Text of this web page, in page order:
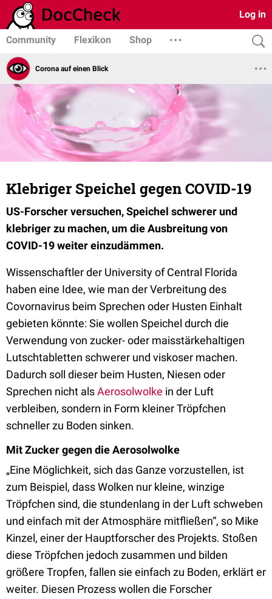
Log in
Community Flexikon Shop
Corona auf einen Blick
Klebriger Speichel gegen COVID-19
US-Forscher versuchen, Speichel schwerer und
klebriger zu machen, um die Ausbreitung von
COVID-19 weiter einzudämmen.
Wissenschaftler der University of Central Florida
haben eine Idee, wie man der Verbreitung des
Covornavirus beim Sprechen oder Husten Einhalt
gebieten könnte: Sie wollen Speichel durch die
Verwendung von zucker- oder maisstärkehaltigen
Lutschtabletten schwerer und viskoser machen.
Dadurch soll dieser beim Husten, Niesen oder
Sprechen nicht alsAerosolwolke in der Luft
verbleiben, sondern in Form kleiner Tröpfchen
schneller zu Boden sinken.
Mit Zucker gegen die Aerosolwolke
„Eine Möglichkeit, sich das Ganze vorzustellen, ist
zum Beispiel, dass Wolken nur kleine, winzige
Tröpfchen sind, die stundenlang in der Luft schweben
und einfach mit der Atmosphäre mitfließen“, so Mike
Kinzel, einer der Hauptforscher des Projekts. Stoßen
diese Tröpfchen jedoch zusammen und bilden
größere Tropfen, fallen sie einfach zu Boden, erklärt er
weiter. Diesen Prozess wollen die Forscher